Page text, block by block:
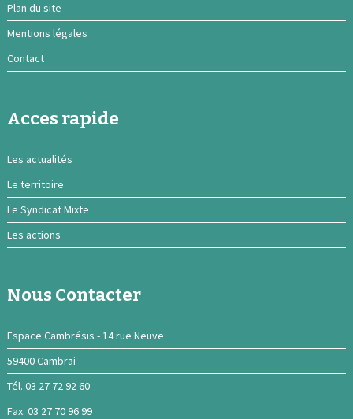
Plan du site
Mentions légales
Contact
Acces rapide
Les actualités
Le territoire
Le Syndicat Mixte
Les actions
Nous Contacter
Espace Cambrésis - 14 rue Neuve
59400 Cambrai
Tél. 03 27 72 92 60
Fax. 03 27 70 96 99